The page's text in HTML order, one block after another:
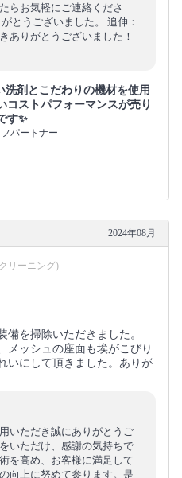
らお気軽にご連絡くださ
とうございました。 追伸：
ありがとうございました！
洗剤とこだわりの機材を使用
コストパフォーマンスが売り
す✨
パートナー
2024年08月
リーニング)
備を掃除いただきました。
メッシュの座面も埃がこびり
いにして頂きました。ありが
いただき誠にありがとうご
いただけ、感謝の気持ちで
を高め、お客様に満足して
向上に努めて参ります。是